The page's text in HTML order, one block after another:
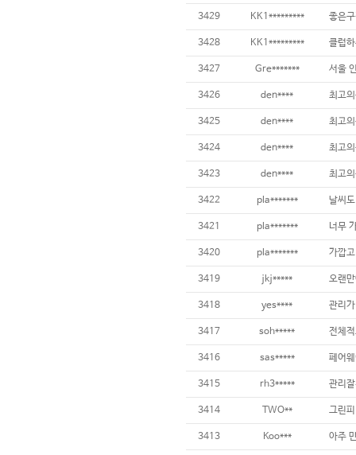
3429 KK1*********
3428 KK1*********
3427 Gre*******
3426 den**** 최고
3425 den**** 최고
3424 den**** 최고
3423 den**** 최고
3422 pla*******
3421 pla******* 너무
3420 pla******* 가깝
3419 jkj*****
3418 yes****
3417 soh*****
3416 sas*****
3415 rh3*****
3414 TWO**
3413 Koo***